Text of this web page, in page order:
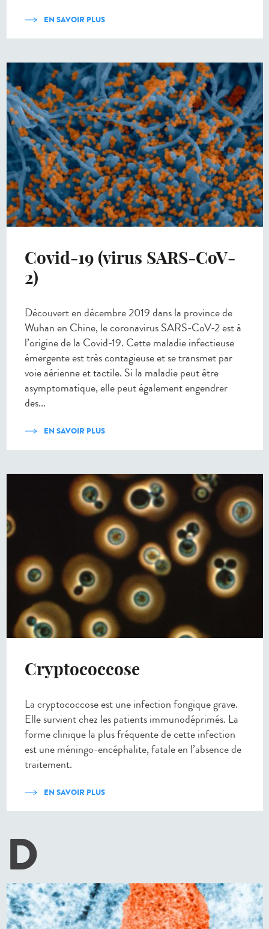
EN SAVOIR PLUS
Covid-19 (virus SARS-CoV-
2)
Découvert en décembre 2019 dans la province de
Wuhan en Chine, le coronavirus SARS-CoV-2 est à
l’origine de la Covid-19. Cette maladie infectieuse
émergente est très contagieuse et se transmet par
voie aérienne et tactile. Si la maladie peut être
asymptomatique, elle peut également engendrer
des...
EN SAVOIR PLUS
Cryptococcose
La cryptococcose est une infection fongique grave.
Elle survient chez les patients immunodéprimés. La
forme clinique la plus fréquente de cette infection
est une méningo-encéphalite, fatale en l’absence de
traitement.
EN SAVOIR PLUS
D